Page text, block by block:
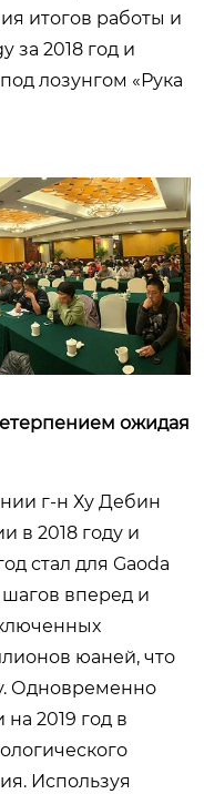
итогов работы и
за 2018 год и
лозунгом «Рука
ожидая
г-н Ху Дебин
в 2018 году и
стал для Gaoda
вперед и
юаней, что
Одновременно
2019 год в
Используя